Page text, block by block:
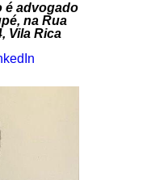
é advogado
na Rua
Vila Rica